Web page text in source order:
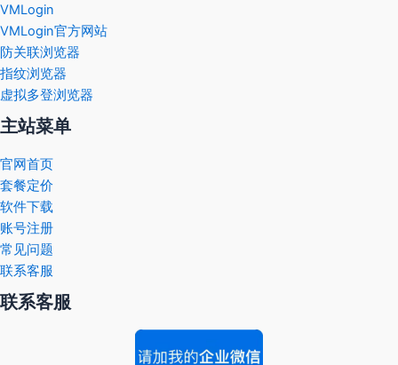
VMLogin
VMLogin官方网站
防关联浏览器
指纹浏览器
虚拟多登浏览器
主站菜单
官网首页
套餐定价
软件下载
账号注册
常见问题
联系客服
联系客服